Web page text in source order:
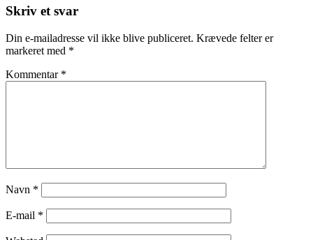
Skriv et svar
Din e-mailadresse vil ikke blive publiceret. Krævede felter er
markeret med *
Kommentar *
Navn *
E-mail *